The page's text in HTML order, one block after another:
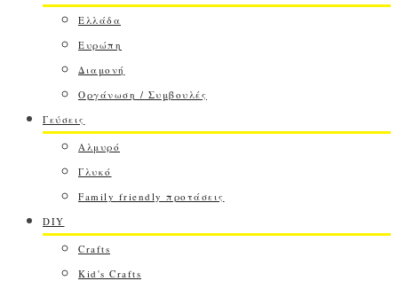
Ελλάδα
Ευρώπη
Διαμονή
Οργάνωση / Συμβουλές
Γεύσεις
Αλμυρό
Γλυκό
Family friendly προτάσεις
DIY
Crafts
Kid's Crafts